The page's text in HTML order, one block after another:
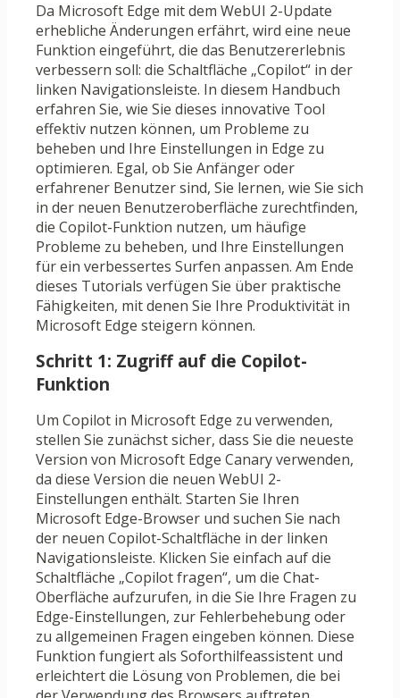
Da Microsoft Edge mit dem WebUI 2-Update
erhebliche Änderungen erfährt, wird eine neue
Funktion eingeführt, die das Benutzererlebnis
verbessern soll: die Schaltfläche „Copilot“ in der
linken Navigationsleiste. In diesem Handbuch
erfahren Sie, wie Sie dieses innovative Tool
effektiv nutzen können, um Probleme zu
beheben und Ihre Einstellungen in Edge zu
optimieren. Egal, ob Sie Anfänger oder
erfahrener Benutzer sind, Sie lernen, wie Sie sich
in der neuen Benutzeroberfläche zurechtfinden,
die Copilot-Funktion nutzen, um häufige
Probleme zu beheben, und Ihre Einstellungen
für ein verbessertes Surfen anpassen. Am Ende
dieses Tutorials verfügen Sie über praktische
Fähigkeiten, mit denen Sie Ihre Produktivität in
Microsoft Edge steigern können.
Schritt 1: Zugriff auf die Copilot-
Funktion
Um Copilot in Microsoft Edge zu verwenden,
stellen Sie zunächst sicher, dass Sie die neueste
Version von Microsoft Edge Canary verwenden,
da diese Version die neuen WebUI 2-
Einstellungen enthält. Starten Sie Ihren
Microsoft Edge-Browser und suchen Sie nach
der neuen Copilot-Schaltfläche in der linken
Navigationsleiste. Klicken Sie einfach auf die
Schaltfläche „Copilot fragen“, um die Chat-
Oberfläche aufzurufen, in die Sie Ihre Fragen zu
Edge-Einstellungen, zur Fehlerbehebung oder
zu allgemeinen Fragen eingeben können. Diese
Funktion fungiert als Soforthilfeassistent und
erleichtert die Lösung von Problemen, die bei